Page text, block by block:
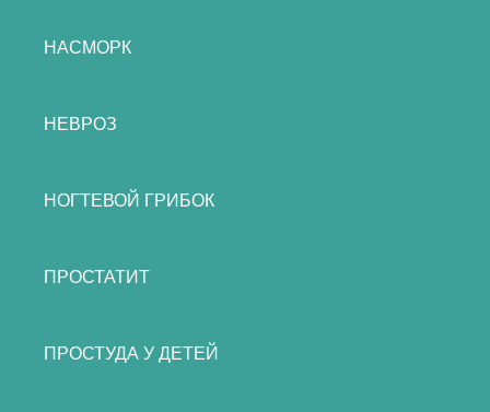
НАСМОРК
НЕВРОЗ
НОГТЕВОЙ ГРИБОК
ПРОСТАТИТ
ПРОСТУДА У ДЕТЕЙ